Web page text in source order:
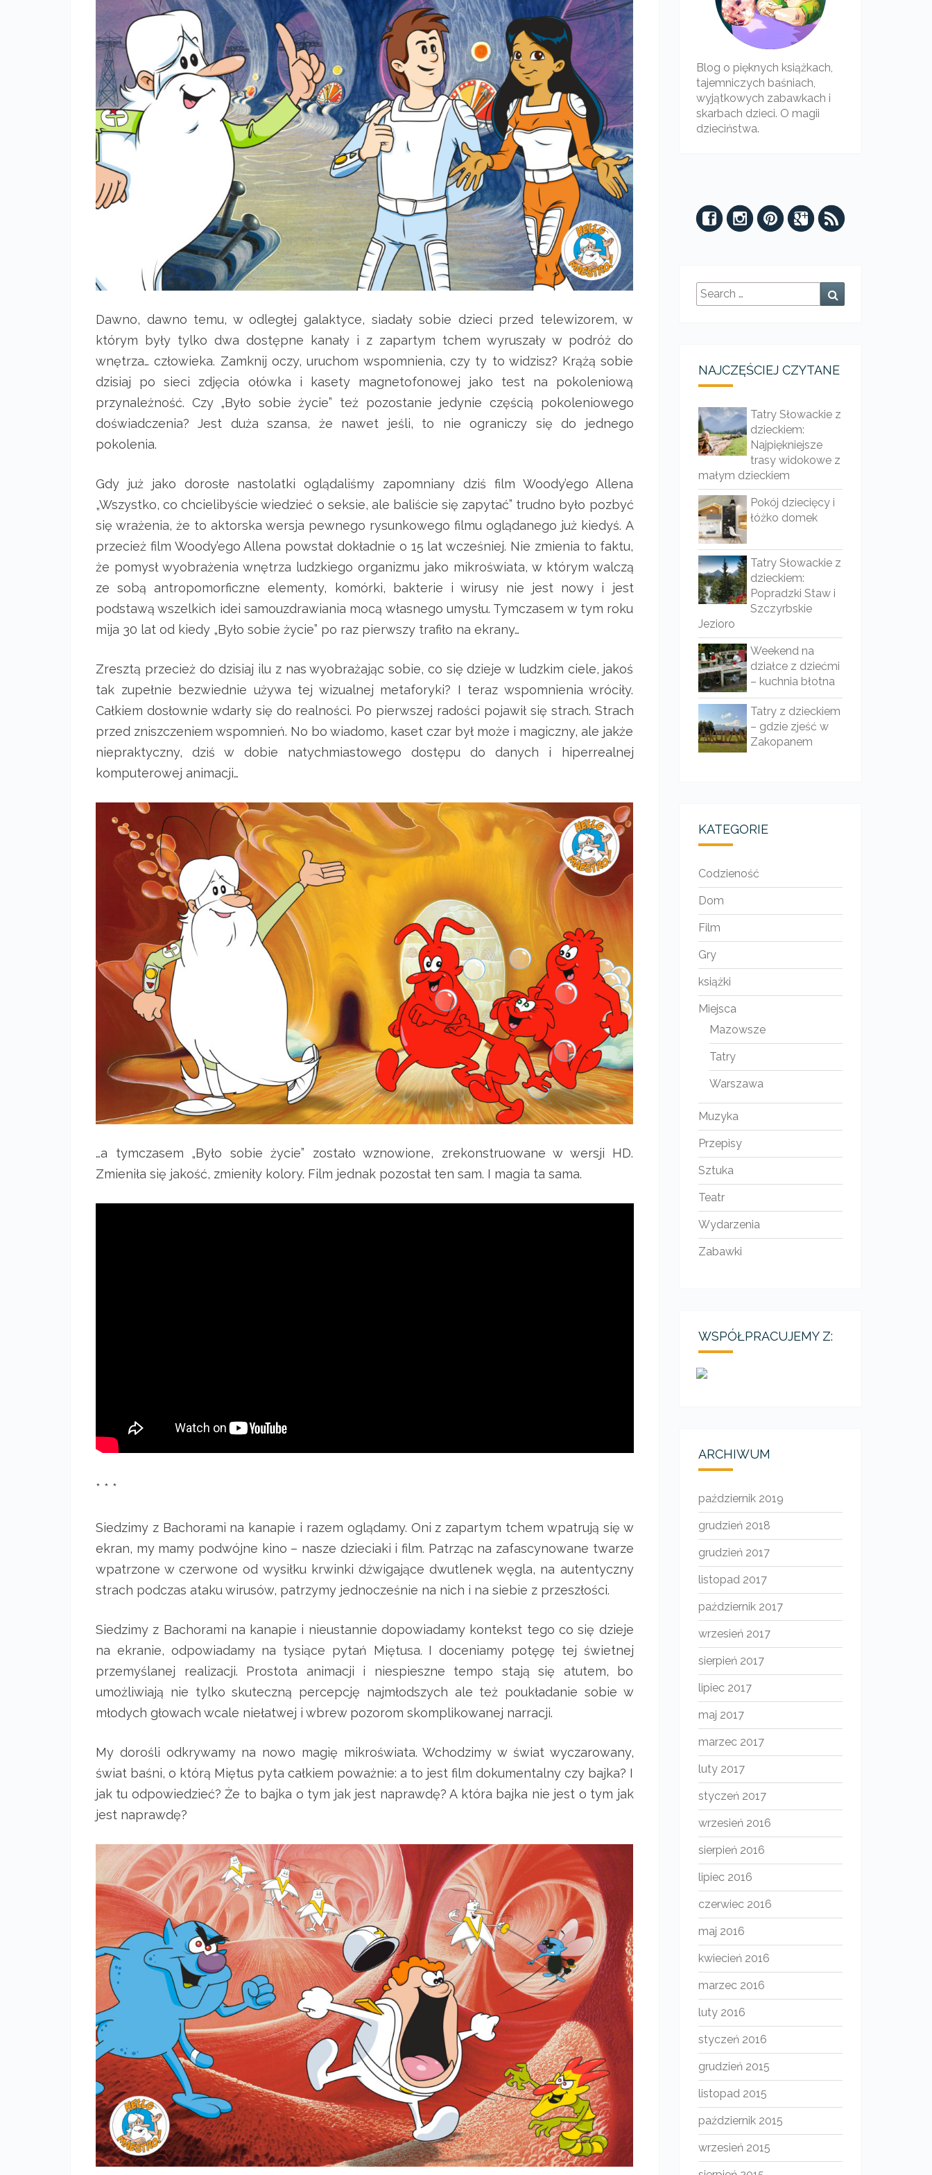
I
Ż
Y
C
E
…
S
Dawno, dawno temu, w odległej galaktyce, siadały sobie dzieci przed telewizorem, w
którym były tylko dwa dostępne kanały i z zapartym tchem wyruszały w podróż do
wnętrza… człowieka. Zamknij oczy, uruchom wspomnienia, czy ty to widzisz? Krążą sobie
dzisiaj po sieci zdjęcia ołówka i kasety magnetofonowej jako test na pokoleniową
przynależność. Czy „Było sobie życie” też pozostanie jedynie częścią pokoleniowego
doświadczenia? Jest duża szansa, że nawet jeśli, to nie ograniczy się do jednego
pokolenia.
Gdy już jako dorosłe nastolatki oglądaliśmy zapomniany dziś film Woody’ego Allena
„Wszystko, co chcielibyście wiedzieć o seksie, ale baliście się zapytać” trudno było pozbyć
się wrażenia, że to aktorska wersja pewnego rysunkowego filmu oglądanego już kiedyś. A
przecież film Woody’ego Allena powstał dokładnie o 15 lat wcześniej. Nie zmienia to faktu,
że pomysł wyobrażenia wnętrza ludzkiego organizmu jako mikroświata, w którym walczą
ze sobą antropomorficzne elementy, komórki, bakterie i wirusy nie jest nowy i jest
podstawą wszelkich idei samouzdrawiania mocą własnego umysłu. Tymczasem w tym roku
mija 30 lat od kiedy „Było sobie życie” po raz pierwszy trafiło na ekrany…
Zresztą przecież do dzisiaj ilu z nas wyobrażając sobie, co się dzieje w ludzkim ciele, jakoś
tak zupełnie bezwiednie używa tej wizualnej metaforyki? I teraz wspomnienia wróciły.
Całkiem dosłownie wdarły się do realności. Po pierwszej radości pojawił się strach. Strach
przed zniszczeniem wspomnień. No bo wiadomo, kaset czar był może i magiczny, ale jakże
niepraktyczny, dziś w dobie natychmiastowego dostępu do danych i hiperrealnej
komputerowej animacji…
…a tymczasem „Było sobie życie” zostało wznowione, zrekonstruowane w wersji HD.
Zmieniła się jakość, zmieniły kolory. Film jednak pozostał ten sam. I magia ta sama.
* * *
Siedzimy z Bachorami na kanapie i razem oglądamy. Oni z zapartym tchem wpatrują się w
ekran, my mamy podwójne kino – nasze dzieciaki i film. Patrząc na zafascynowane twarze
wpatrzone w czerwone od wysiłku krwinki dźwigające dwutlenek węgla, na autentyczny
strach podczas ataku wirusów, patrzymy jednocześnie na nich i na siebie z przeszłości.
Siedzimy z Bachorami na kanapie i nieustannie dopowiadamy kontekst tego co się dzieje
na ekranie, odpowiadamy na tysiące pytań Miętusa. I doceniamy potęgę tej świetnej
przemyślanej realizacji. Prostota animacji i niespieszne tempo stają się atutem, bo
umożliwiają nie tylko skuteczną percepcję najmłodszych ale też poukładanie sobie w
młodych głowach wcale niełatwej i wbrew pozorom skomplikowanej narracji.
My dorośli odkrywamy na nowo magię mikroświata. Wchodzimy w świat wyczarowany,
świat baśni, o którą Miętus pyta całkiem poważnie: a to jest film dokumentalny czy bajka? I
jak tu odpowiedzieć? Że to bajka o tym jak jest naprawdę? A która bajka nie jest o tym jak
jest naprawdę?
Blog o pięknych książkach,
tajemniczych baśniach,
wyjątkowych zabawkach i
skarbach dzieci. O magii
dzieciństwa.
Search
for:
NAJCZĘŚCIEJ CZYTANE
Tatry Słowackie z
dzieckiem:
Najpiękniejsze
trasy widokowe z
małym dzieckiem
Pokój dziecięcy i
łóżko domek
Tatry Słowackie z
dzieckiem:
Popradzki Staw i
Szczyrbskie
Jezioro
Weekend na
działce z dziećmi
– kuchnia błotna
Tatry z dzieckiem
– gdzie zjeść w
Zakopanem
KATEGORIE
Codzieność
Dom
Film
Gry
książki
Miejsca
Mazowsze
Tatry
Warszawa
Muzyka
Przepisy
Sztuka
Teatr
Wydarzenia
Zabawki
WSPÓŁPRACUJEMY Z:
ARCHIWUM
październik 2019
grudzień 2018
grudzień 2017
listopad 2017
październik 2017
wrzesień 2017
sierpień 2017
lipiec 2017
maj 2017
marzec 2017
luty 2017
styczeń 2017
wrzesień 2016
sierpień 2016
lipiec 2016
czerwiec 2016
maj 2016
kwiecień 2016
marzec 2016
luty 2016
styczeń 2016
grudzień 2015
listopad 2015
październik 2015
wrzesień 2015